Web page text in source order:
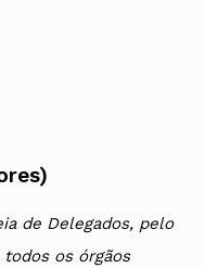
de Delegados, pelo
os órgãos